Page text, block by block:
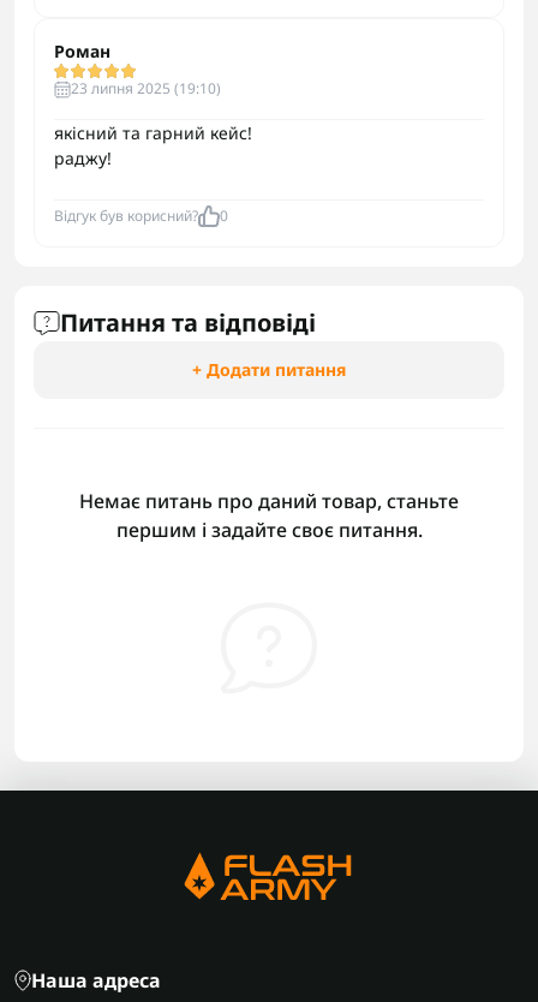
Роман
23 липня 2025 (19:10)
якісний та гарний кейс!
раджу!
Відгук був корисний? 0
Питання та відповіді
+ Додати питання
Немає питань про даний товар, станьте
першим і задайте своє питання.
Наша адреса